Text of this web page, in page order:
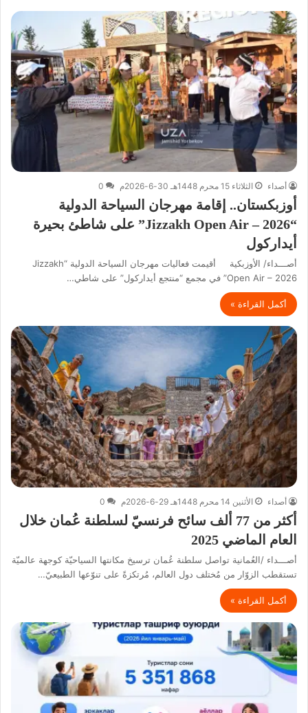
أصداء الثلاثاء 15 محرم 1448هـ 30-6-2026م 0
أوزبكستان.. إقامة مهرجان السياحة الدولية
“Jizzakh Open Air – 2026” على شاطئ بحيرة
أيداركول
أصـــداء/ الأوزبكية أقيمت فعاليات مهرجان السياحة الدولية “Jizzakh
Open Air – 2026” في مجمع “منتجع أيداركول” على شاطي…
أكمل القراءة »
أصداء الأثنين 14 محرم 1448هـ 29-6-2026م 0
أكثر من 77 ألف سائح فرنسيّ لسلطنة عُمان خلال
العام الماضي 2025
أصـــداء /العُمانية تواصل سلطنة عُمان ترسيخ مكانتها السياحيّة كوجهة عالميّة
تستقطب الزوّار من مُختلف دول العالم، مُرتكزةً على تنوّعها الطبيعيّ…
أكمل القراءة »